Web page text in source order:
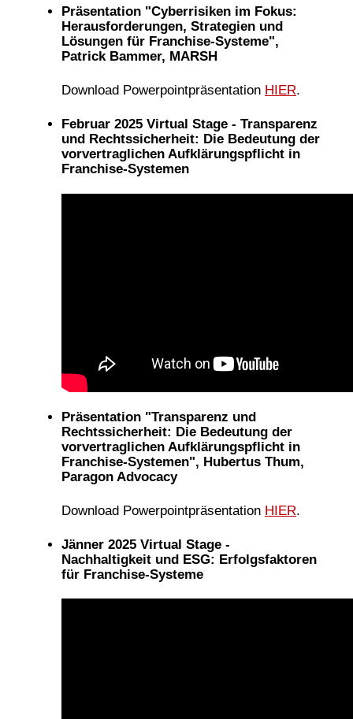
Präsentation "Cyberrisiken im Fokus:
Herausforderungen, Strategien und
Lösungen für Franchise-Systeme",
Patrick Bammer, MARSH
Download Powerpointpräsentation HIER.
Februar 2025 Virtual Stage - Transparenz
und Rechtssicherheit: Die Bedeutung der
vorvertraglichen Aufklärungspflicht in
Franchise-Systemen
Präsentation "Transparenz und
Rechtssicherheit: Die Bedeutung der
vorvertraglichen Aufklärungspflicht in
Franchise-Systemen", Hubertus Thum,
Paragon Advocacy
Download Powerpointpräsentation HIER
Jänner 2025 Virtual Stage -
Nachhaltigkeit und ESG: Erfolgsfaktoren
für Franchise-Systeme